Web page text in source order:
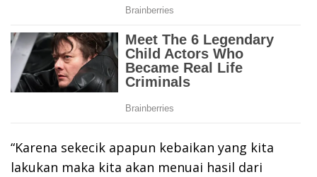
“Karena sekecik apapun kebaikan yang kita
lakukan maka kita akan menuai hasil dari